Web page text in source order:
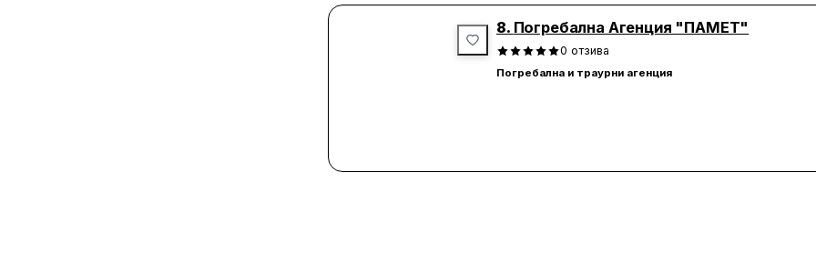
8. Погребална Агенция "ПАМЕТ"
0 отзива
Погребална и траурни агенция